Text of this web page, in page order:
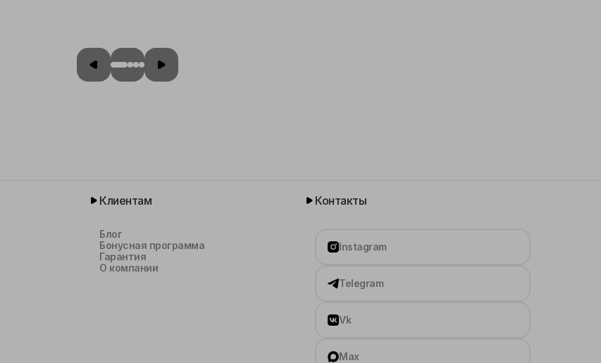
Клиентам
Блог
Бонусная программа
Гарантия
О компании
Контакты
Instagram
Telegram
Vk
Max